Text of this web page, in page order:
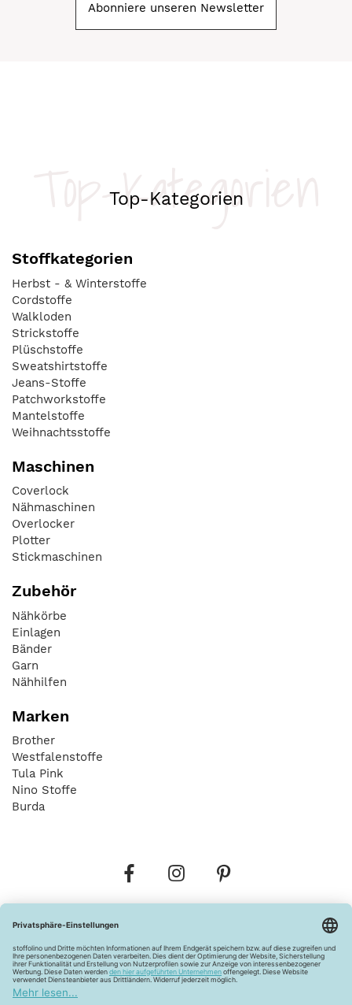
Abonniere unseren Newsletter
Top-Kategorien
Top-Kategorien
Stoffkategorien
Herbst - & Winterstoffe
Cordstoffe
Walkloden
Strickstoffe
Plüschstoffe
Sweatshirtstoffe
Jeans-Stoffe
Patchworkstoffe
Mantelstoffe
Weihnachtsstoffe
Maschinen
Coverlock
Nähmaschinen
Overlocker
Plotter
Stickmaschinen
Zubehör
Nähkörbe
Einlagen
Bänder
Garn
Nähhilfen
Marken
Brother
Westfalenstoffe
Tula Pink
Nino Stoffe
Burda
Widerrufsbelehrung Vertrag widerrufen
Barrierefreiheitserklärung